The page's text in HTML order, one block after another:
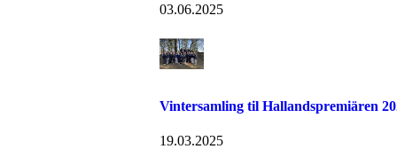
03.06.2025
Vintersamling til Hallandspremiären
19.03.2025